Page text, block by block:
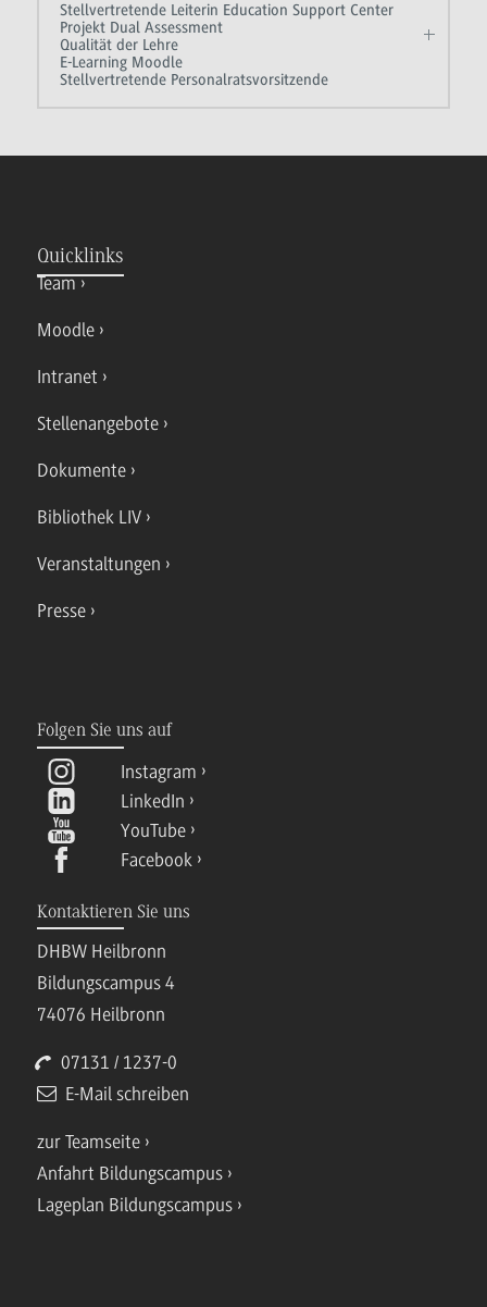
Stellvertretende Leiterin Education Support Center
Projekt Dual Assessment
Qualität der Lehre
E-Learning Moodle
Stellvertretende Personalratsvorsitzende
Quicklinks
Team
Moodle
Intranet
Stellenangebote
Dokumente
Bibliothek LIV
Veranstaltungen
Presse
Folgen Sie uns auf
Instagram
LinkedIn
YouTube
Facebook
Kontaktieren Sie uns
DHBW Heilbronn
Bildungscampus 4
74076 Heilbronn
07131 / 1237-0
E-Mail schreiben
zur Teamseite
Anfahrt Bildungscampus
Lageplan Bildungscampus